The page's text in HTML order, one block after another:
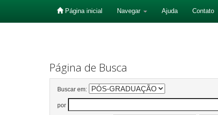
Página inicial Navegar Ajuda Contato
Página de Busca
Buscar em:
por